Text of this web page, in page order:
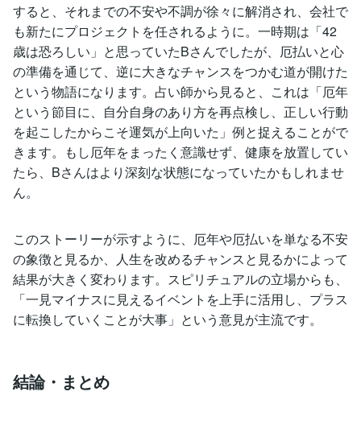
すると、それまでの不安や不調が徐々に解消され、会社で
も新たにプロジェクトを任されるように。一時期は「42
歳は恐ろしい」と思っていたBさんでしたが、厄払いと心
の準備を通じて、逆に大きなチャンスをつかむ道が開けた
という物語になります。占い師から見ると、これは「厄年
という節目に、自分自身のあり方を再点検し、正しい行動
を起こしたからこそ運気が上向いた」例と捉えることがで
きます。もし厄年をまったく意識せず、健康を放置してい
たら、Bさんはより深刻な状態になっていたかもしれませ
ん。
このストーリーが示すように、厄年や厄払いを単なる不安
の象徴と見るか、人生を改めるチャンスと見るかによって
結果が大きく変わります。スピリチュアルの立場からも、
「一見マイナスに見えるイベントを上手に活用し、プラス
に転換していくことが大事」という意見が主流です。
結論・まとめ